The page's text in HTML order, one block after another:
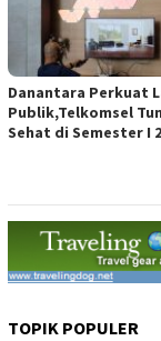
Danantara Perkuat
Publik,Telkomsel
Sehat di Semester I
TOPIK POPULER